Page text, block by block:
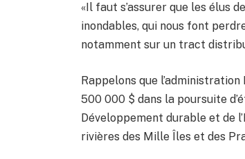
«Il faut s’assurer que les élus
inondables, qui nous font
notamment sur un tract
Rappelons que l’administration
500 000 $ dans la poursuite
Développement durable et de
rivières des Mille Îles et des